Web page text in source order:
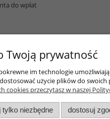
do wpłat
Twoją prywatność
im technologie
użycie plików do
cookies przeczytasz w naszej
tylko niezbędne dostosuj